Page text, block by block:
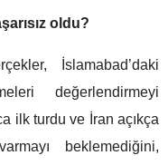
oldu?
İslamabad’daki
değerlendirmeyi
ilk turdu ve İran açıkça
beklemediğini,